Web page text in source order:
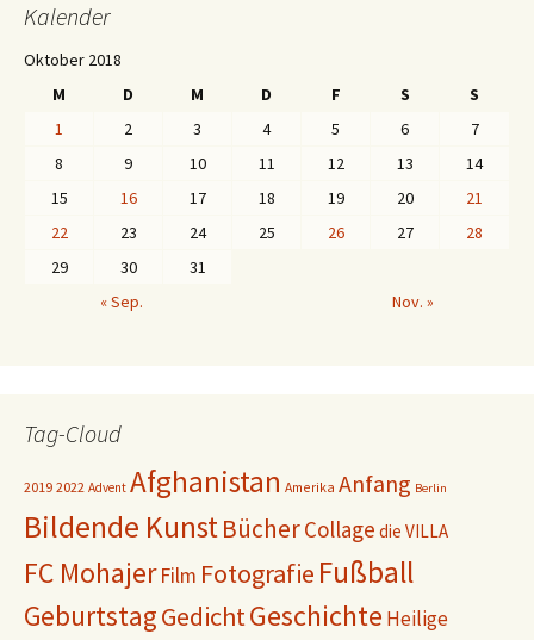
Kalender
Oktober 2018
M
D M D F S
S
1
2 3 4 5 6
7
8
9 10 11 12 13
14
15
16 17 18 19 20
21
22
23 24 25 26 27
28
29
30
31
« Sep.
Nov. »
Tag-Cloud
2019 2022 Advent Afghanistan Amerika Anfang Berlin
Bildende KunstBücherCollage die VILLA
FC Mohajer Film Fotografie Fußball
GeburtstagGedichtGeschichte Heilige